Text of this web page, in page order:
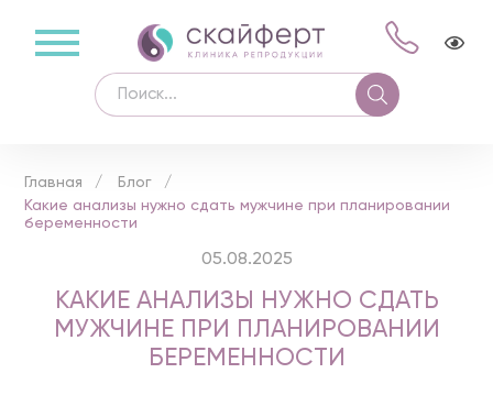
Главная
Блог
Какие анализы нужно сдать мужчине при планировании
беременности
05.08.2025
КАКИЕ АНАЛИЗЫ НУЖНО СДАТЬ
МУЖЧИНЕ ПРИ ПЛАНИРОВАНИИ
БЕРЕМЕННОСТИ